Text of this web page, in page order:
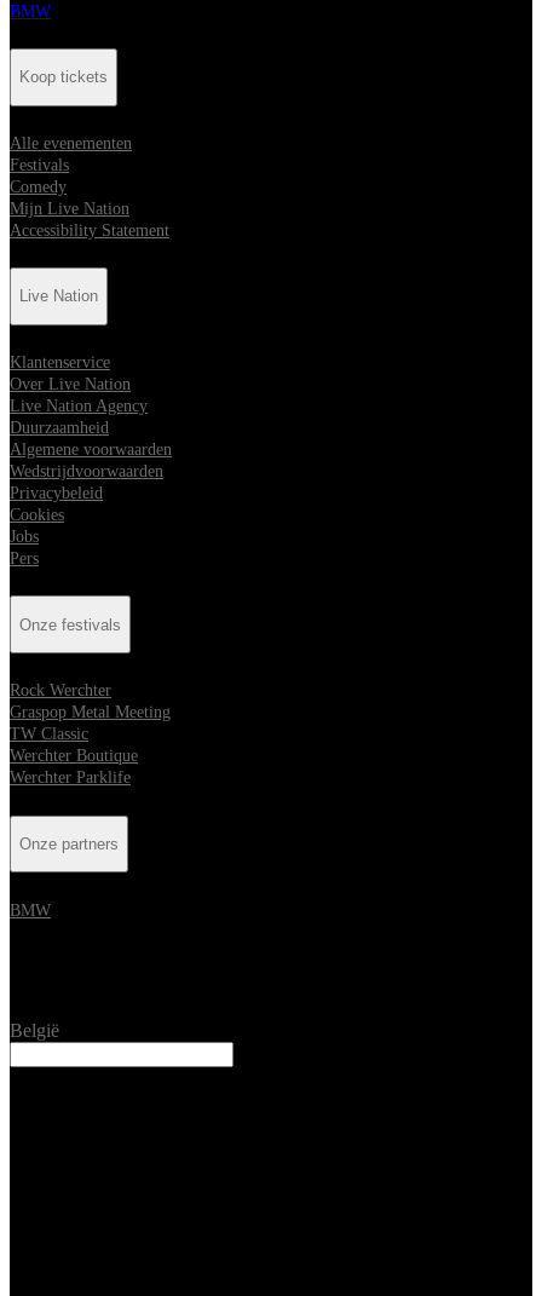
BMW
Koop tickets
Alle evenementen
Festivals
Comedy
Mijn Live Nation
Accessibility Statement
Live Nation
Klantenservice
Over Live Nation
Live Nation Agency
Duurzaamheid
Algemene voorwaarden
Wedstrijdvoorwaarden
Privacybeleid
Cookies
Jobs
Pers
Onze festivals
Rock Werchter
Graspop Metal Meeting
TW Classic
Werchter Boutique
Werchter Parklife
Onze partners
BMW
België